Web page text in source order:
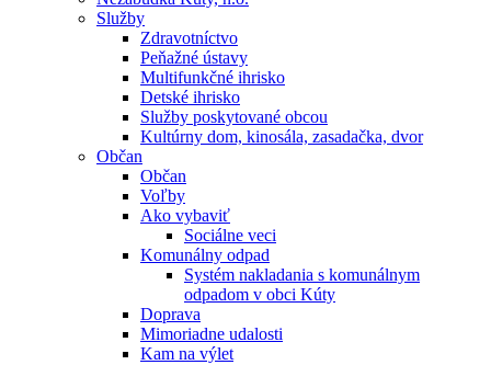
Služby
Zdravotníctvo
Peňažné ústavy
Multifunkčné ihrisko
Detské ihrisko
Služby poskytované obcou
Kultúrny dom, kinosála, zasadačka, dvor
Občan
Občan
Voľby
Ako vybaviť
Sociálne veci
Komunálny odpad
Systém nakladania s komunálnym
odpadom v obci Kúty
Doprava
Mimoriadne udalosti
Kam na výlet